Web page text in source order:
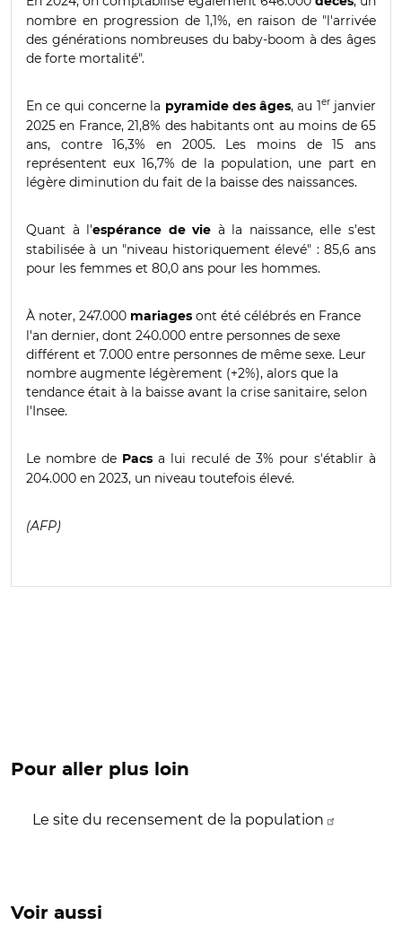
nombre en progression de 1,1%, en raison de "l'arrivée
des générations nombreuses du baby-boom à des âges
de forte mortalité".
En ce qui concerne la pyramide des âges, au 1erjanvier
2025 en France, 21,8% des habitants ont au moins de 65
ans, contre 16,3% en 2005. Les moins de 15 ans
représentent eux 16,7% de la population, une part en
légère diminution du fait de la baisse des naissances.
Quant à l'espérance de vie à la naissance, elle s'est
stabilisée à un "niveau historiquement élevé" : 85,6 ans
pour les femmes et 80,0 ans pour les hommes.
À noter, 247.000 mariages ont été célébrés en France
l'an dernier, dont 240.000 entre personnes de sexe
différent et 7.000 entre personnes de même sexe. Leur
nombre augmente légèrement (+2%), alors que la
tendance était à la baisse avant la crise sanitaire, selon
l'Insee.
Le nombre de Pacs a lui reculé de 3% pour s'établir à
204.000 en 2023, un niveau toutefois élevé.
(AFP)
Pour aller plus loin
Le site du recensement de la population
Voir aussi